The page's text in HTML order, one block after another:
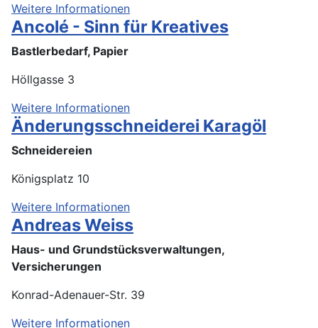
Weitere Informationen
Ancolé - Sinn für Kreatives
Bastlerbedarf, Papier
Höllgasse 3
Weitere Informationen
Änderungsschneiderei Karagöl
Schneidereien
Königsplatz 10
Weitere Informationen
Andreas Weiss
Haus- und Grundstücksverwaltungen,
Versicherungen
Konrad-Adenauer-Str. 39
Weitere Informationen